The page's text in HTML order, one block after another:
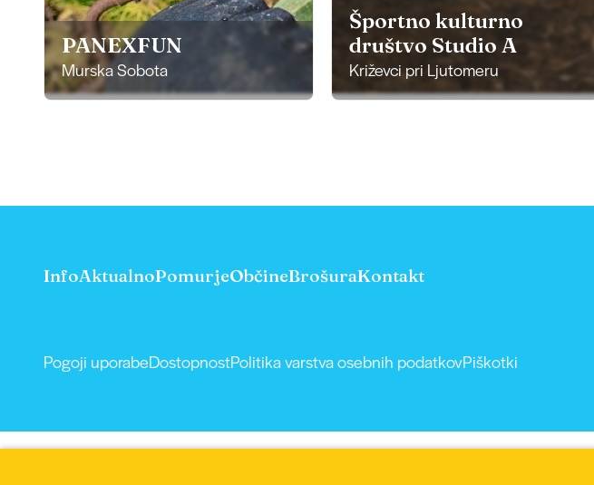
PANEXFUN
Murska Sobota
Športno kulturno
društvo Studio A
Križevci pri Ljutomeru
InfoAktualnoPomurjeObčineBrošuraKontakt
Pogoji uporabeDostopnostPolitika varstva osebnih podatkovPiškotki